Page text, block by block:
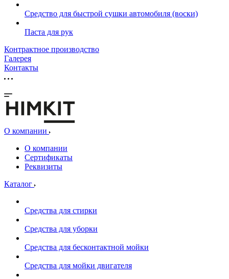
Средство для быстрой сушки автомобиля (воски)
Паста для рук
Контрактное производство
Галерея
Контакты
О компании
О компании
Сертификаты
Реквизиты
Каталог
Средства для стирки
Средства для уборки
Средства для бесконтактной мойки
Средства для мойки двигателя